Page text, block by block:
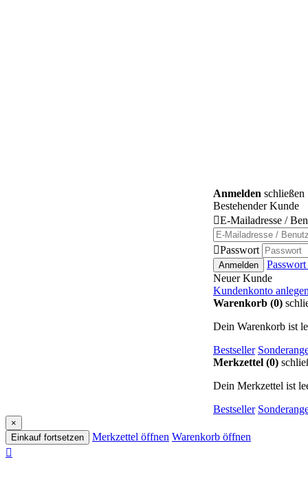
Anmelden schließen
Bestehender Kunde
E-Mailadresse /
Passwort
Anmelden
Passwort
Neuer Kunde
Kundenkonto
Warenkorb (0)
Dein Warenkorb ist
Bestseller
Merkzettel (0)
Dein Merkzettel ist
Bestseller
×
Einkauf fortsetzen
Merkzettel öffnen Warenkorb öffnen
